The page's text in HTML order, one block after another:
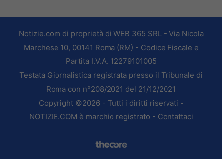
Notizie.com di proprietà di WEB 365 SRL - Via Nicola
Marchese 10, 00141 Roma (RM) - Codice Fiscale e
Partita I.V.A. 12279101005
Testata Giornalistica registrata presso il Tribunale di
Roma con n°208/2021 del 21/12/2021
Copyright ©2026 - Tutti i diritti riservati -
NOTIZIE.COM è marchio registrato - Contattaci